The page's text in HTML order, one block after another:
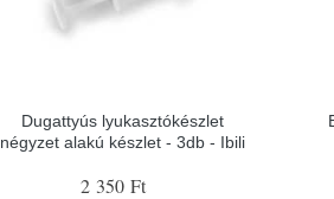
Dugattyús lyukasztókészlet
négyzet alakú készlet - 3db - Ibili
2 350 Ft